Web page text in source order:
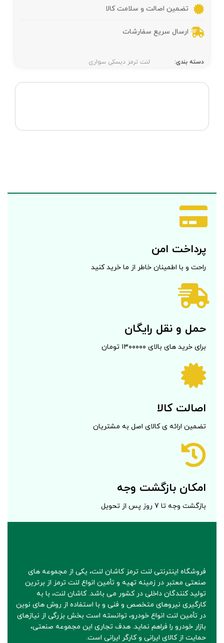
تضمین اصالت و سلامت کالا
ارسال سریع سفارشات
دسته بندی: لنت ترمز دیسکی سواری
پرداخت امن
راحت و با اطمینان خاطر از ما خرید کنید
حمل و نقل رایگان
برای خرید های بالای ۱۳۰۰۰۰۰ تومان
اصالت کالا
تضمین ارائه ی کالای اصل به مشتریان
امکان بازگشت وجه
بازگشت وجه تا 7 روز پس از تحویل
فروشگاه اینترنتی لنت ترمز کاشان لنت، یکی از مجموعه های
صنعتی معتبر در زمینه تهیه و تأمین انواع لنت ترمز از برترین
تولید کنندگان داخلی در کشور می باشد. کاشان لنت، با به
کارگیری نیروهای متخصص و فنی و با استفاده از روش های نوین
در تأمین لنت انواع خودرو، توانسته است بخش بزرگی از نیازهای
بازار خودرو را فراهم نماید. هدف تجاری این مجموعه صنعتی،
حمایت از کالای ایرانی و کارگر ایرانی است.